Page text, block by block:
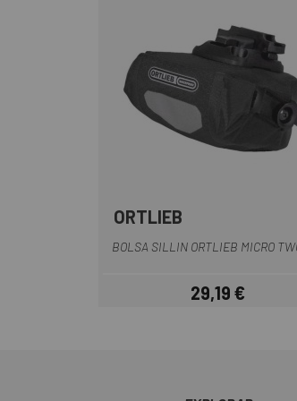
ORTLIEB
BOLSA SILLIN ORTLIEB MICRO
Precio
29,19 €